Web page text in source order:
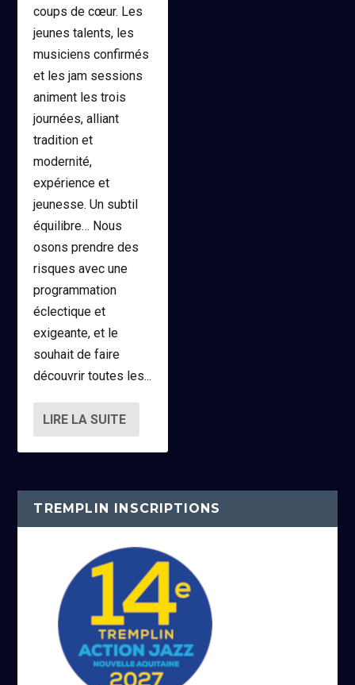
coups de cœur. Les
jeunes talents, les
musiciens confirmés
et les jam sessions
animent les trois
journées, alliant
tradition et
modernité,
expérience et
jeunesse. Un subtil
équilibre… ​Nous
osons prendre des
risques avec une
programmation
éclectique et
exigeante, et le
souhait de faire
découvrir toutes les...
LIRE LA SUITE
TREMPLIN INSCRIPTIONS